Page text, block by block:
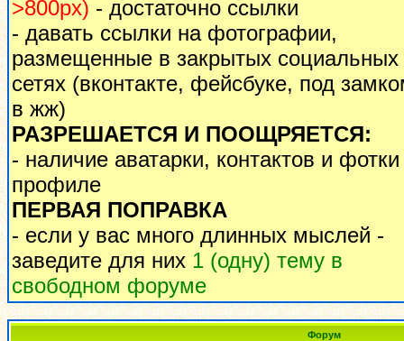
>800px) - достаточно ссылки
- давать ссылки на фотографии,
размещенные в закрытых социальных
сетях (вконтакте, фейсбуке, под
в жж)
РАЗРЕШАЕТСЯ И ПООЩРЯЕТСЯ:
- наличие аватарки, контактов и
профиле
ПЕРВАЯ ПОПРАВКА
- если у вас много длинных мыслей -
заведите для них 1 (одну) тему в
свободном форуме
Форум